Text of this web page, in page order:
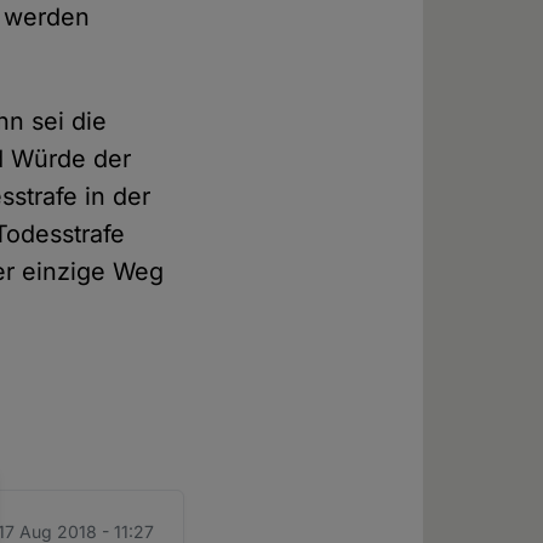
sei die
Würde der
in der
einzige Weg
17 Aug 2018 - 11:27